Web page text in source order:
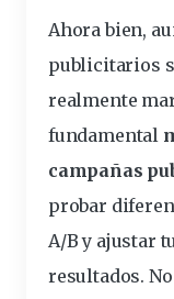
Ahora bien,
publicitarios
realmente
fundamental
campañas
probar
A/B y ajustar
resultados.